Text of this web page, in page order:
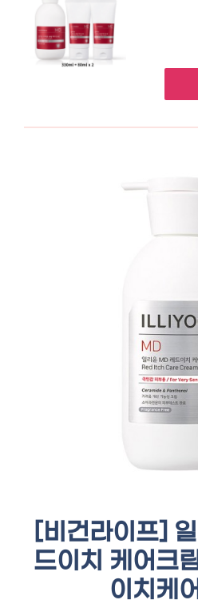
[비건라이프]
드이치 케어크
이치케